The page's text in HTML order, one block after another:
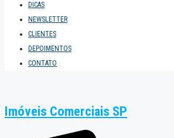
DICAS
NEWSLETTER
CLIENTES
DEPOIMENTOS
CONTATO
Imóveis Comerciais SP